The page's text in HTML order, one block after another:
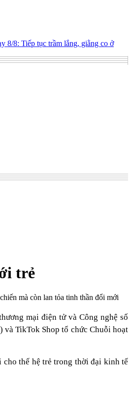
8/8: Tiếp tục trầm lắng, giằng co ở
trẻ
mà còn lan tỏa tinh thần đổi mới
mại điện tử và Công nghệ số
TikTok Shop tổ chức Chuỗi hoạt
cho thế hệ trẻ trong thời đại kinh tế